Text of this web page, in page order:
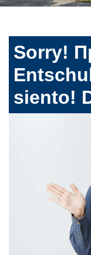
Sorry!
siento!